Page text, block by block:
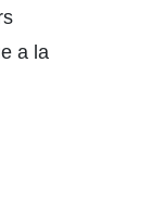
a la